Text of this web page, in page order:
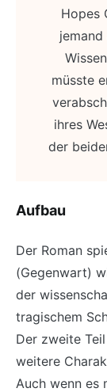
Hopes
müsste
ihres
der
Aufbau
Der Roman
(Gegenwart)
der
tragischem
Der zweite
weitere
Auch wenn es